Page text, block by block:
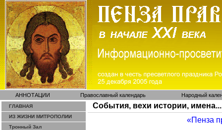
АННОТАЦИИ Православный календарь Народный
ГЛАВНАЯ
ИЗ ЖИЗНИ МИТРОПОЛИИ
Тронный Зал
События, вехи истории, имена...
«Пенза